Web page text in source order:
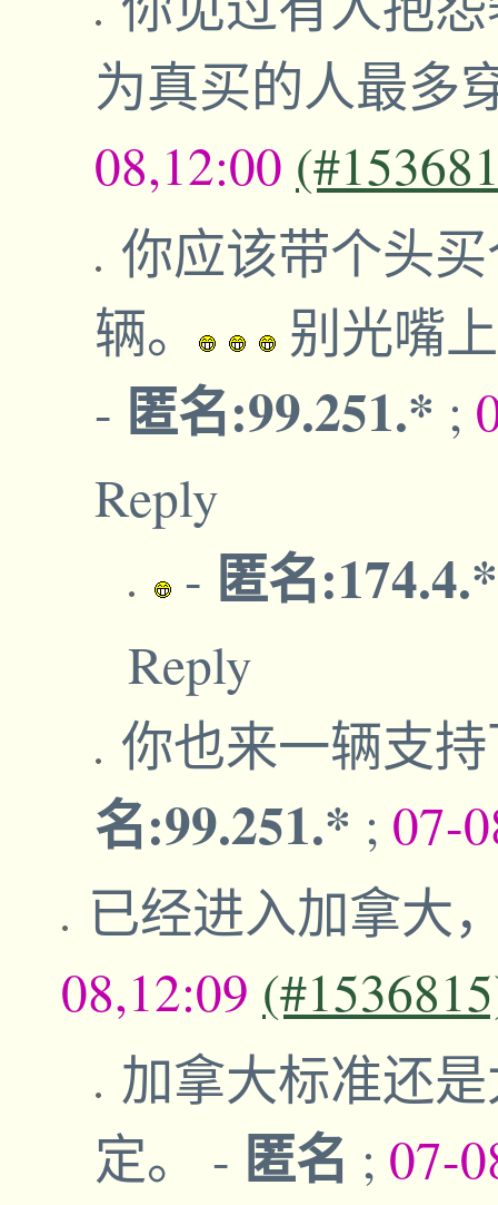
为真买的人最多
08,12:00
你应该带个头
辆。
别光嘴
- 匿名:99.251.* ;
Reply
- 匿名
Reply
你也来一辆支
名:99.251.* ; 07-
已经进入加拿大
08,12:09
加拿大标准还
定。 - 匿名 ; 07-